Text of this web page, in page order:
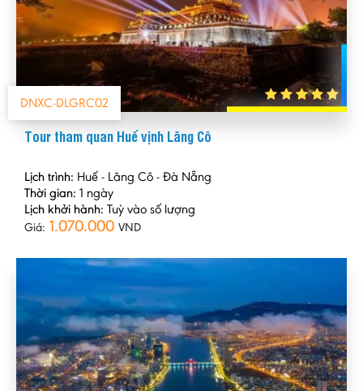
DNXC-DLGRC02
Tour tham quan Huế vịnh Lăng Cô
Lịch trình: Huế - Lăng Cô - Đà Nẵng
Thời gian: 1 ngày
Lịch khởi hành: Tuỳ vào số lượng
Giá: 1.070.000 VND